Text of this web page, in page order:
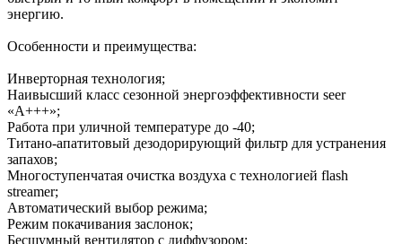
энергию.
Особенности и преимущества:
Инверторная технология;
Наивысший класс сезонной энергоэффективности seer
«А+++»;
Работа при уличной температуре до -40;
Титано-апатитовый дезодорирующий фильтр для устранения
запахов;
Многоступенчатая очистка воздуха с технологией flash
streamer;
Автоматический выбор режима;
Режим покачивания заслонок;
Бесшумный вентилятор с диффузором;